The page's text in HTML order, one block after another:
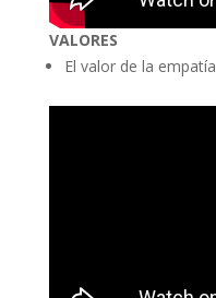
VALORES
El valor de la empatía